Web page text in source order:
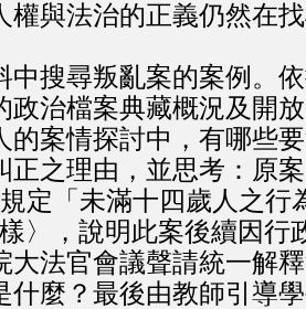
與法治的正義仍然在
搜尋叛亂案的案例。
治檔案典藏概況及開
案情探討中，有哪些
之理由，並思考：原
定「未滿十四歲人之行
〉，說明此案後續因行
法官會議聲請統一解
麼？最後由教師引導